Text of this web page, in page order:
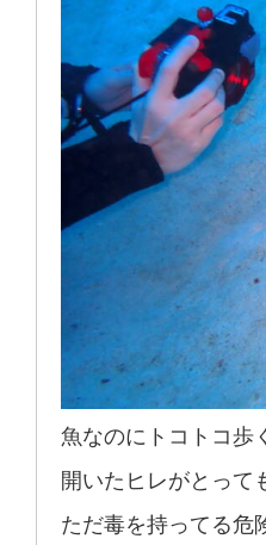
魚なのにトコトコ歩
開いたヒレがとって
ただ毒を持ってる危